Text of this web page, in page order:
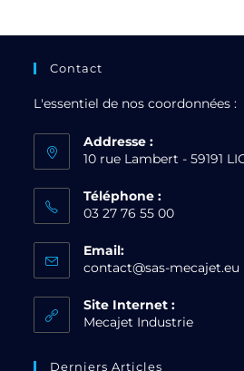
Contact
L'essentiel de nos coordonnées :
Addresse :
10 rue Lambert - 59191
Téléphone :
03 27 76 55 00
Email:
contact@sas-mecajet.eu
Site Internet :
Mecajet Industrie
Derniers Articles